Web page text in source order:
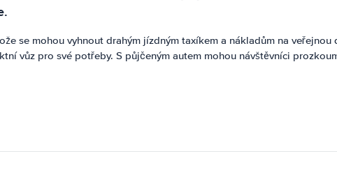
se mohou vyhnout drahým jízdným taxíkem a nákladům na
vůz pro své potřeby. S půjčeným autem mohou návštěvníci